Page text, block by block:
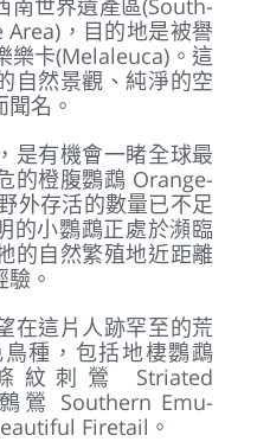
南世界遺產區(South-
，目的地是被譽
樂卡(Melaleuca)。這
自然景觀、純淨的空
名。
是有機會一睹全球最
的橙腹鸚鵡 Orange-
外存活的數量已不足
的小鸚鵡正處於瀕臨
的自然繁殖地近距離
。
在這片人跡罕至的荒
種，包括地棲鸚鵡
紋刺鶯 Striated
鶯 Southern Emu-
Firetail。